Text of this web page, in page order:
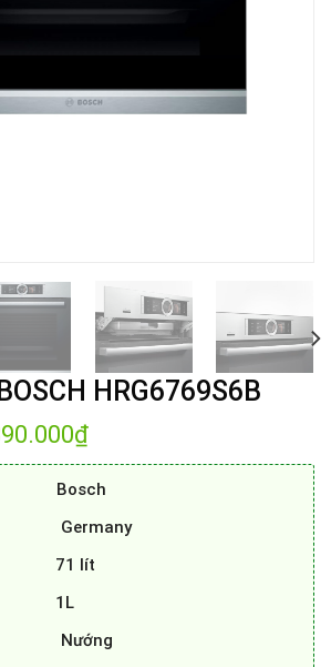
HRG6769S6B
₫Giá
tại
74.890.000₫.
Bosch
Germany
71
lít
1L
Nướng